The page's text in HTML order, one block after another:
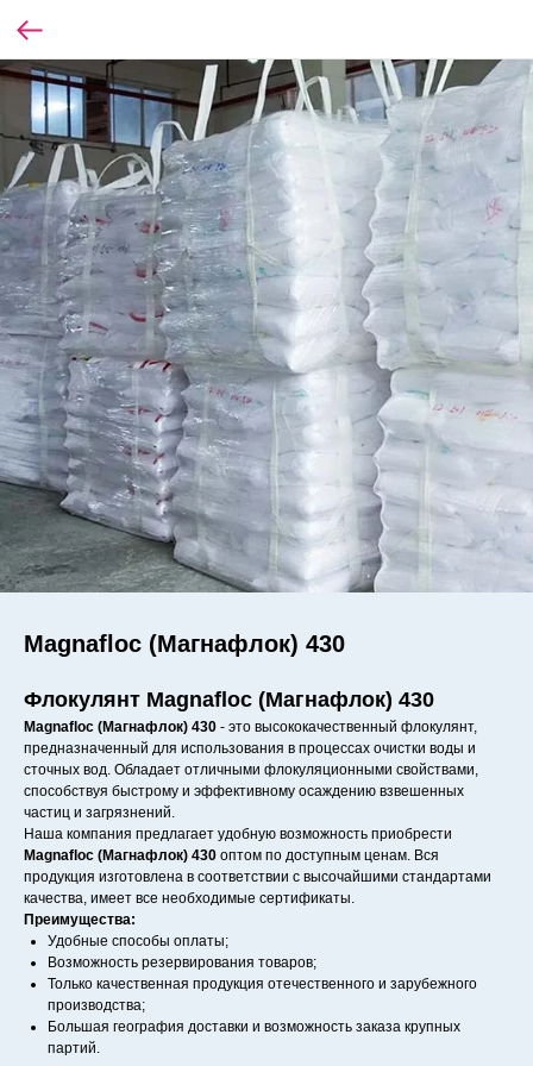
Magnafloc (Магнафлок) 430
Флокулянт Magnafloc (Магнафлок) 430
Magnafloc (Магнафлок) 430 - это высококачественный флокулянт,
предназначенный для использования в процессах очистки воды и
сточных вод. Обладает отличными флокуляционными свойствами,
способствуя быстрому и эффективному осаждению взвешенных
частиц и загрязнений.
Наша компания предлагает удобную возможность приобрести
Magnafloc (Магнафлок) 430 оптом по доступным ценам. Вся
продукция изготовлена в соответствии с высочайшими стандартами
качества, имеет все необходимые сертификаты.
Преимущества:
Удобные способы оплаты;
Возможность резервирования товаров;
Только качественная продукция отечественного и зарубежного
производства;
Большая география доставки и возможность заказа крупных
партий.